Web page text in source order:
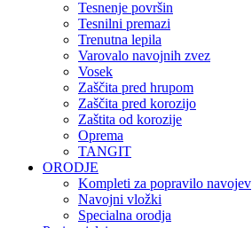
Tesnenje površin
Tesnilni premazi
Trenutna lepila
Varovalo navojnih zvez
Vosek
Zaščita pred hrupom
Zaščita pred korozijo
Zaštita od korozije
Oprema
TANGIT
ORODJE
Kompleti za popravilo navojev
Navojni vložki
Specialna orodja